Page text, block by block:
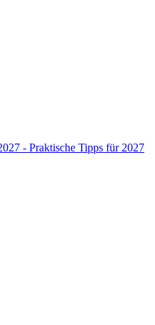
- Praktische Tipps für 2027